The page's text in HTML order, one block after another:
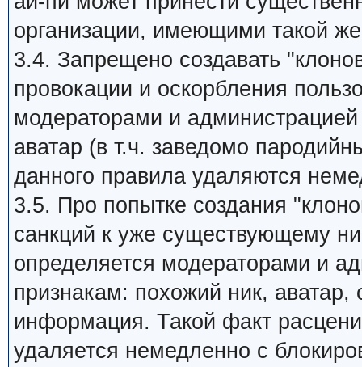
организации, имеющими такой
3.4. Запрещено создавать
провокации и оскорбления
модераторами и
аватар (в т.ч. заведомо
данного правила удаляются
3.5. Про попытке создания
санкций к уже существующему
определяется модераторами и
признакам: похожий ник, аватар,
информация. Такой факт
удаляется немедленно с